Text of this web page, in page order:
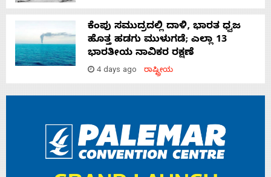
ಕೆಂಪು ಸಮುದ್ರದಲ್ಲಿ ದಾಳಿ, ಭಾರತ ಧ್ವಜ
ಹೊತ್ತ ಹಡಗು ಮುಳುಗಡೆ; ಎಲ್ಲಾ 13
ಭಾರತೀಯ ನಾವಿಕರ ರಕ್ಷಣೆ
4 days ago ರಾಷ್ಟ್ರೀಯ